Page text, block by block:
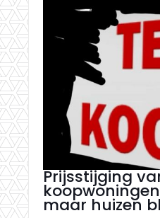
Prijsstijging
maar huizen